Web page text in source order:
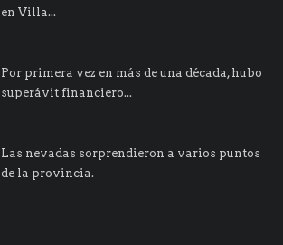
en Villa...
Por primera vez en más de una década, hubo
superávit financiero...
Las nevadas sorprendieron a varios puntos
de la provincia.